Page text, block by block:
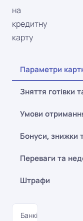
на
кредитну
карту
Параметри
Зняття готівки
Умови
Бонуси, знижки
Переваги та
Штрафи
Банківська